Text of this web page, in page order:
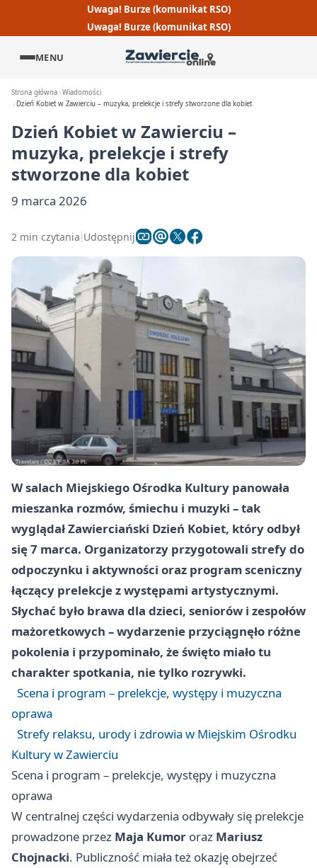
Uwaga! Burze (komunikat RSO)
Uwaga! Burze (komunikat RSO)
MENU
Strona główna Wiadomości
Dzień Kobiet w Zawierciu – muzyka, prelekcje i strefy stworzone dla kobiet
Dzień Kobiet w Zawierciu –
muzyka, prelekcje i strefy
stworzone dla kobiet
9 marca 2026
2 min czytania Udostępnij
W salach Miejskiego Ośrodka Kultury panowała
mieszanka rozmów, śmiechu i muzyki – tak
wyglądałZawierciański Dzień Kobiet, który odbył
się7 marca. Organizatorzy przygotowali strefy do
odpoczynku i aktywności oraz program sceniczny
łączący prelekcje z występami artystycznymi.
Słychać było brawa dla dzieci, seniorów i zespołów
mażoretkowych – wydarzenie przyciągnęło różne
pokolenia i przypominało, że święto miało tu
charakter spotkania, nie tylko rozrywki.
Scena i program – prelekcje, występy i muzyczna
oprawa
Strefy relaksu, urody i zdrowia w Miejskim Ośrodku
Kultury w Zawierciu
Scena i program – prelekcje, występy i muzyczna
oprawa
W centralnej części wydarzenia odbywały się prelekcje
prowadzone przez Maja Kumor oraz Mariusz
Chojnacki. Publiczność miała też okazję obejrzeć